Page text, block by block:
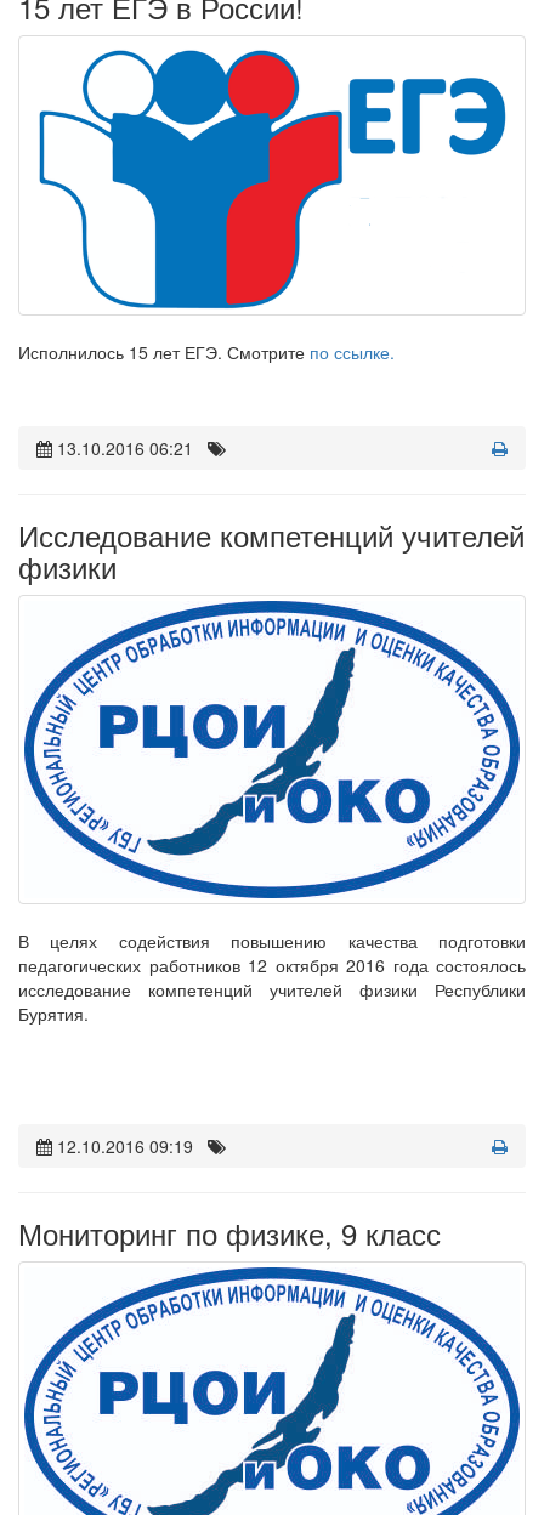
Исполнилось 15 лет ЕГЭ. Смотрите по ссылке.
13.10.2016 06:21
Исследование компетенций учителей
физики
В целях содействия повышению качества подготовки
педагогических работников 12 октября 2016 года состоялось
исследование компетенций учителей физики Республики
Бурятия.
12.10.2016 09:19
Мониторинг по физике, 9 класс